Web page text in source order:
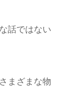
話ではない
まざまな物